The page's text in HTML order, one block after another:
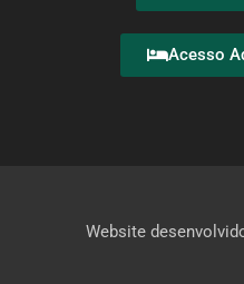
Acesso
Website